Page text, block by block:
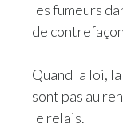
les fumeurs
de
Quand la loi,
sont pas au
le relais.